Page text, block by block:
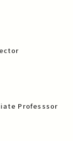
Professsor